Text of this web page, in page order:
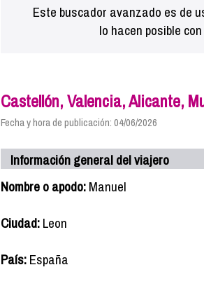
Este buscador avanzado es de
lo hacen posible
Castellón, Valencia, Alicante,
Fecha y hora de publicación: 04/06/2026
Información general del viajero
Nombre o apodo:Manuel
Ciudad:Leon
País:España